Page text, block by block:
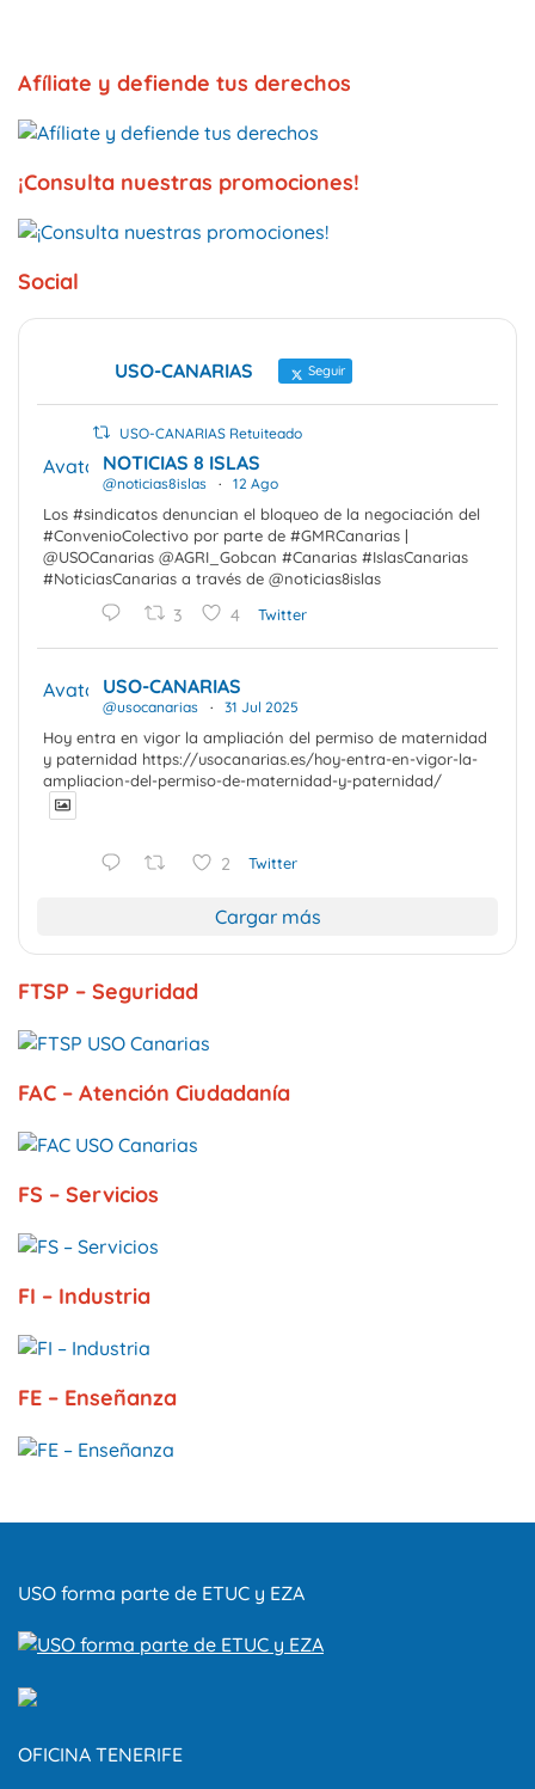
Afíliate y defiende tus derechos
¡Consulta nuestras promociones!
Social
USO-CANARIAS Seguir
USO-CANARIAS Retuiteado
Avatar NOTICIAS 8 ISLAS
@noticias8islas · 12 Ago
Los #sindicatos denuncian el bloqueo de la negociación del
#ConvenioColectivo por parte de #GMRCanarias |
@USOCanarias @AGRI_Gobcan #Canarias #IslasCanarias
#NoticiasCanarias a través de @noticias8islas
3 4 Twitter
Avatar USO-CANARIAS
@usocanarias · 31 Jul 2025
Hoy entra en vigor la ampliación del permiso de maternidad
y paternidad https://usocanarias.es/hoy-entra-en-vigor-la-
ampliacion-del-permiso-de-maternidad-y-paternidad/
2 Twitter
Cargar más
FTSP – Seguridad
FAC – Atención Ciudadanía
FS – Servicios
FI – Industria
FE – Enseñanza
USO forma parte de ETUC y EZA
OFICINA TENERIFE